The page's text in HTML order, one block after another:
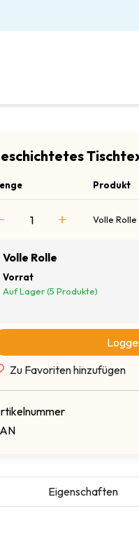
Produkt
Volle Rolle
Volle Rolle
Vorrat
Auf Lager (5 Produkte)
Zu Favoriten hinzufügen
Eigenschaften